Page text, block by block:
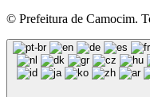
© Prefeitura de Camocim.